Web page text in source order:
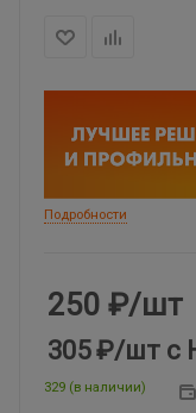
Подробности
250 ₽/шт
305 ₽/шт с
329 (в наличии)